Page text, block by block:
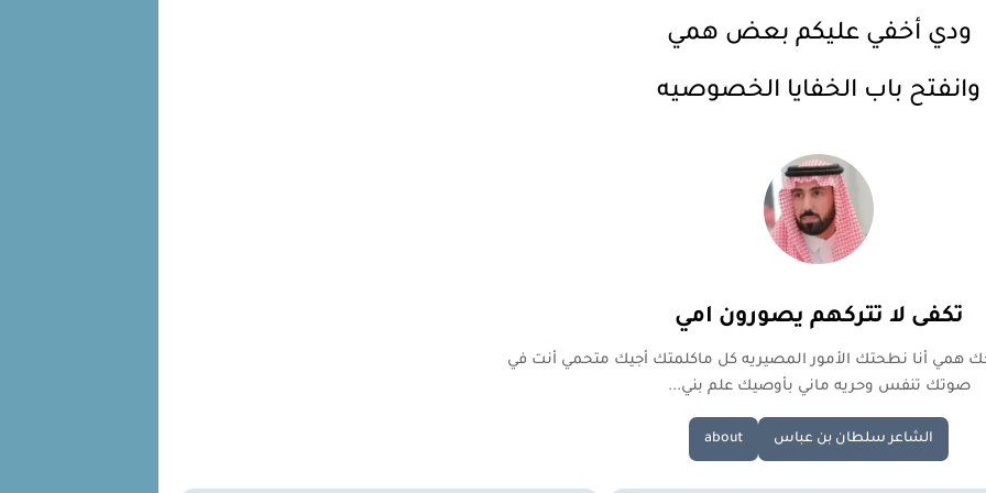
ودي أخفي عليكم بعض همي
وانفتح باب الخفايا الخصوصيه
تكفى لا تتركهم يصورون امي
همي أنا نطحتك الأمور المصيريه كل ماكلمتك أجيك متحمي أنت في
صوتك تنفس وحريه ماني بأوصيك علم بني...
الشاعر سلطان بن عباس about